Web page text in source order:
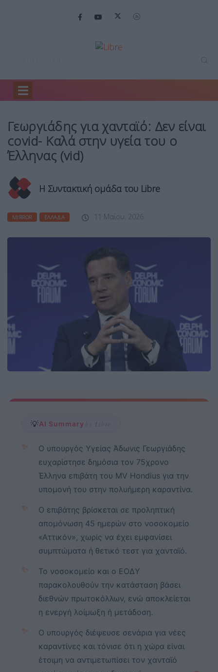
Home
Γεωργιάδης για χανταϊό: Δεν είναι
covid- Καλά στην υγεία του ο
Έλληνας (vid)
Η Συντακτική ομάδα του Libre
MIRROR ΕΛΛΆΔΑ 11 Μαΐου, 2026
💡AI Summary by Libre
✨
Ο υπουργός Υγείας Άδωνις Γεωργιάδης
ευχαρίστησε δημόσια τον 75χρονο
Έλληνα επιβάτη του MV Hondius για την
υπομονή του στην πολυήμερη καραντίνα.
✨
Ο επιβάτης βρίσκεται σε προληπτική
απομόνωση 45 ημερών στο νοσοκομείο
«Αττικόν», χωρίς να έχει εμφανίσει
συμπτώματα ή θετικό τεστ για χανταϊό.
✨
Το νοσοκομείο και ο ΕΟΔΥ
παρακολουθούν την κατάσταση βάσει
διεθνών πρωτοκόλλων, ενώ αποκλείεται
η ενεργή λοίμωξη ή μετάδοση.
✨
Ο υπουργός διέψευσε σενάρια για νέες
καραντίνες και τόνισε ότι η χώρα είναι
έτοιμη να αντιμετωπίσει τον χανταϊό